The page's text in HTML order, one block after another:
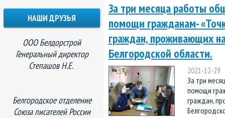
За три месяца работы
помощи гражданам-
граждан, проживающих
Белгородской области.
2021-12-29
За три
помощи
граждан,
НАШИ ДРУЗЬЯ
ООО Белдорстрой
Генеральный директор
Степашов Н.Е.
Белгородское отделение
Союза писателей России